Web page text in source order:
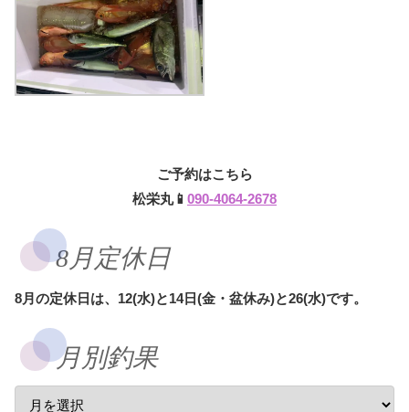
ご予約はこちら
松栄丸📱 090-4064-2678
8月定休日
8月の定休日は、12(水)と14日(金・盆休み)と26(水)です。
月別釣果